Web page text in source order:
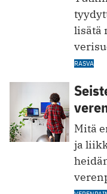
lisätä
RASVA
Mitä
ja